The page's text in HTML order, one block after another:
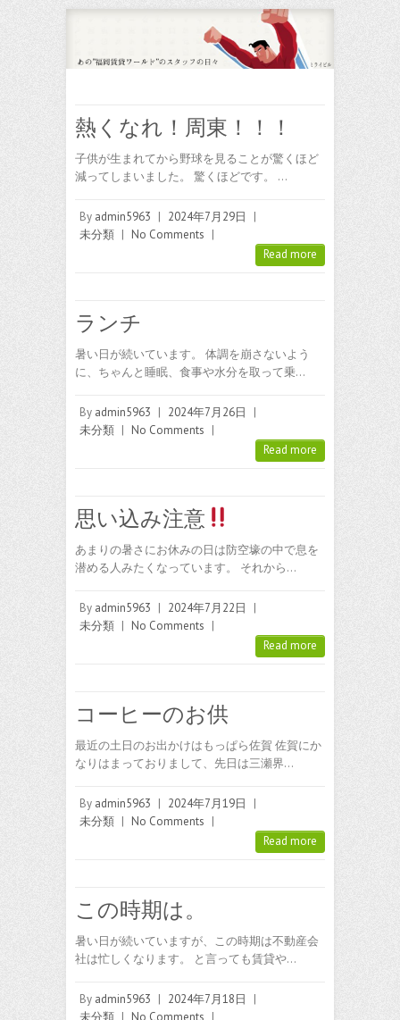
熱くなれ！周東！！！
子供が生まれてから野球を見ることが驚くほど
減ってしまいました。 驚くほどです。 …
By admin5963 | 2024年7月29日
|
未分類 | No Comments |
Read more
ランチ
暑い日が続いています。 体調を崩さないよう
に、ちゃんと睡眠、食事や水分を取って乗…
By admin5963 | 2024年7月26日
|
未分類 | No Comments |
Read more
思い込み注意
あまりの暑さにお休みの日は防空壕の中で息を
潜める人みたくなっています。 それから…
By admin5963 | 2024年7月22日
|
未分類 | No Comments |
Read more
コーヒーのお供
最近の土日のお出かけはもっぱら佐賀 佐賀にか
なりはまっておりまして、先日は三瀬界…
By admin5963 | 2024年7月19日
|
未分類 | No Comments |
Read more
この時期は。
暑い日が続いていますが、この時期は不動産会
社は忙しくなります。 と言っても賃貸や…
By admin5963 | 2024年7月18日
|
未分類 | No Comments |